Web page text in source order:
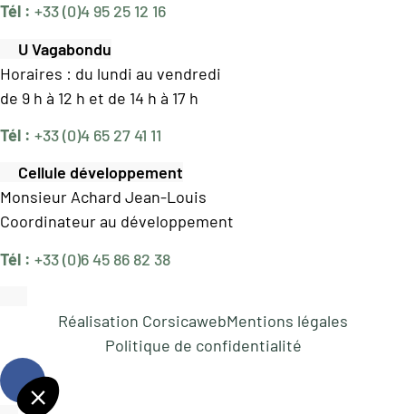
Tél : +33 (0)4 95 25 12 16
U Vagabondu
Horaires : du lundi au vendredi
de 9 h à 12 h et de 14 h à 17 h
Tél : +33 (0)4 65 27 41 11
Cellule développement
Monsieur Achard Jean-Louis
Coordinateur au développement
Tél : +33 (0)6 45 86 82 38
Réalisation CorsicawebMentions légales
Politique de confidentialité